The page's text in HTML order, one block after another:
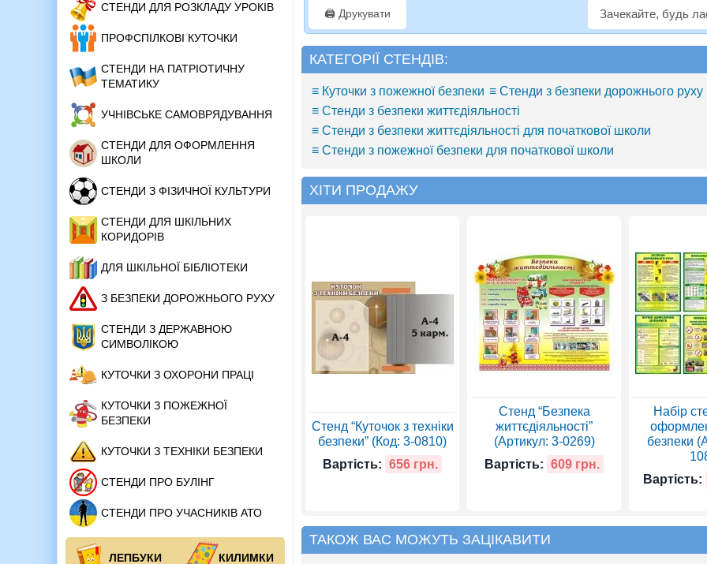
СТЕНДИ ДЛЯ РОЗКЛАДУ УРОКІВ
ПРОФСПІЛКОВІ КУТОЧКИ
СТЕНДИ НА ПАТРІОТИЧНУ
ТЕМАТИКУ
УЧНІВСЬКЕ САМОВРЯДУВАННЯ
СТЕНДИ ДЛЯ ОФОРМЛЕННЯ
ШКОЛИ
СТЕНДИ З ФІЗИЧНОЇ КУЛЬТУРИ
СТЕНДИ ДЛЯ ШКІЛЬНИХ
КОРИДОРІВ
ДЛЯ ШКІЛЬНОЇ БІБЛІОТЕКИ
З БЕЗПЕКИ ДОРОЖНЬОГО РУХУ
СТЕНДИ З ДЕРЖАВНОЮ
СИМВОЛІКОЮ
КУТОЧКИ З ОХОРОНИ ПРАЦІ
КУТОЧКИ З ПОЖЕЖНОЇ
БЕЗПЕКИ
КУТОЧКИ З ТЕХНІКИ БЕЗПЕКИ
СТЕНДИ ПРО БУЛІНГ
СТЕНДИ ПРО УЧАСНИКІВ АТО
ЛЕПБУКИ КИЛИМКИ
🖨️ Друкувати Зачекайте, будь
КАТЕГОРІЇ СТЕНДІВ:
≡ Куточки з пожежної безпеки ≡ Стенди з безпеки дорожнього руху
≡ Стенди з безпеки життєдіяльності
≡ Стенди з безпеки життєдіяльності для початкової школи
≡ Стенди з пожежної безпеки для початкової школи
ХІТИ ПРОДАЖУ
Стенд “Куточок з техніки
безпеки” (Код: 3-0810)
Вартість: 656 грн.
Стенд “Безпека
життєдіяльності”
(Артикул: 3-0269)
Вартість: 609 грн.
Набір
безпеки
Вартість:
ТАКОЖ ВАС МОЖУТЬ ЗАЦІКАВИТИ